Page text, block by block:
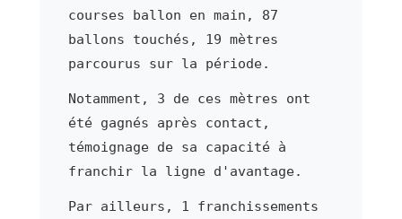
courses ballon en main, 87
ballons touchés, 19 mètres
parcourus sur la période.
Notamment, 3 de ces mètres ont
été gagnés après contact,
témoignage de sa capacité à
franchir la ligne d'avantage.
Par ailleurs, 1 franchissements